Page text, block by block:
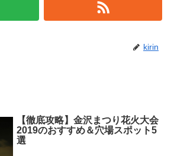
kirin
【徹底攻略】金沢まつり花火大会
2019のおすすめ＆穴場スポット5
選